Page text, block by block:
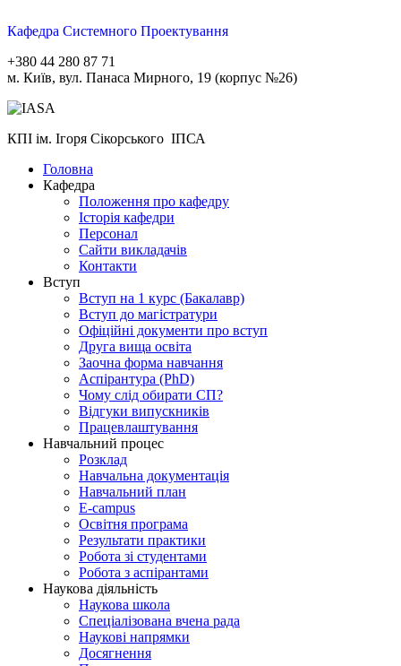
Кафедра Системного Проектування
+380 44 280 87 71
м. Київ, вул. Панаса Мирного, 19 (корпус №26)
КПІ ім. Ігоря Сікорського ІПСА
Головна
Кафедра
Положення про кафедру
Історія кафедри
Персонал
Сайти викладачів
Контакти
Вступ
Вступ на 1 курс (Бакалавр)
Вступ до магістратури
Офіційні документи про вступ
Друга вища освіта
Заочна форма навчання
Aспірантура (PhD)
Чому слід обирати СП?
Відгуки випускників
Працевлаштування
Навчальний процес
Розклад
Навчальна документація
Навчальний план
E-campus
Освітня програма
Результати практики
Робота зі студентами
Робота з аспірантами
Наукова діяльність
Наукова школа
Спеціалізована вчена рада
Наукові напрямки
Досягнення